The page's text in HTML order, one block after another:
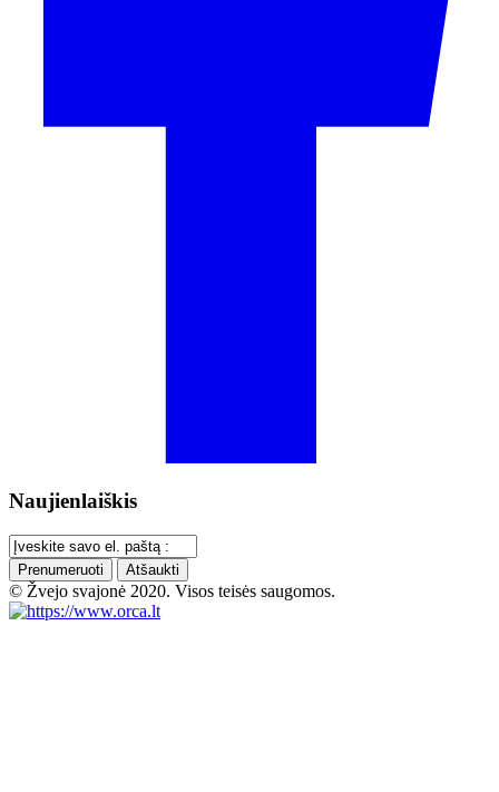
Naujienlaiškis
Prenumeruoti Atšaukti
© Žvejo svajonė 2020. Visos teisės saugomos.